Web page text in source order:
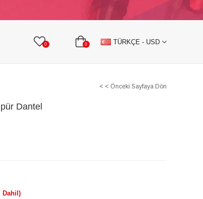
0 0 TÜRKÇE - USD
TAŞLI TEKSTİL AKSESUARLARI
< < Önceki Sayfaya Dön
Dantel
Dahil)